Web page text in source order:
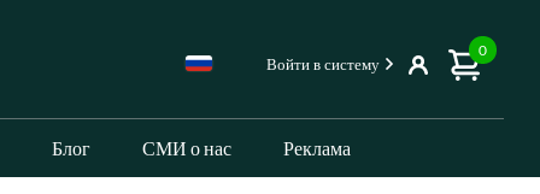
Войти в систему
0
Блог СМИ о нас Реклама